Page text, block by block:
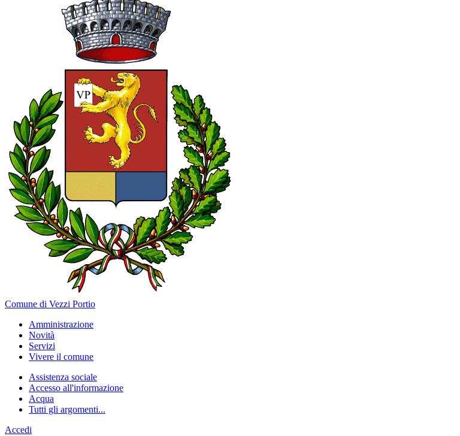
Comune di Vezzi Portio
Amministrazione
Novità
Servizi
Vivere il comune
Assistenza sociale
Accesso all'informazione
Acqua
Tutti gli argomenti...
Accedi